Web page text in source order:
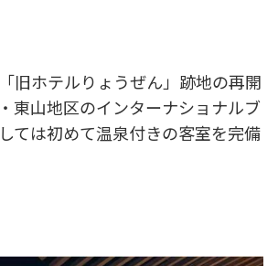
旧ホテルりょうぜん」跡地の再開
東山地区のインターナショナルブ
ては初めて温泉付きの客室を完備